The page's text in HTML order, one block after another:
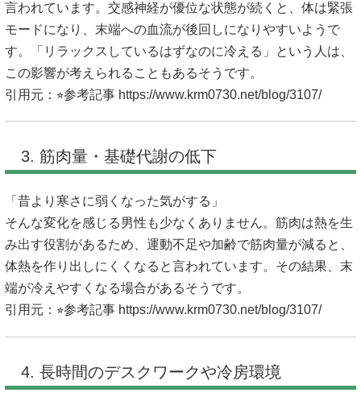
言われています。交感神経が優位な状態が続くと、体は緊張
モードになり、末端への血流が後回しになりやすいようで
す。「リラックスしているはずなのに冷える」という人は、
この影響が考えられることもあるそうです。
引用元：⭐︎参考記事 https://www.krm0730.net/blog/3107/
3. 筋肉量・基礎代謝の低下
「昔より寒さに弱くなった気がする」
そんな変化を感じる男性も少なくありません。筋肉は熱を生
み出す役割があるため、運動不足や加齢で筋肉量が減ると、
体熱を作り出しにくくなると言われています。その結果、末
端が冷えやすくなる場合があるそうです。
引用元：⭐︎参考記事 https://www.krm0730.net/blog/3107/
4. 長時間のデスクワークや冷房環境